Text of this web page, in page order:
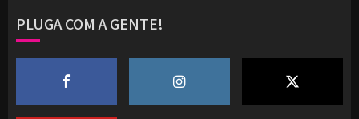
PLUGA COM A GENTE!